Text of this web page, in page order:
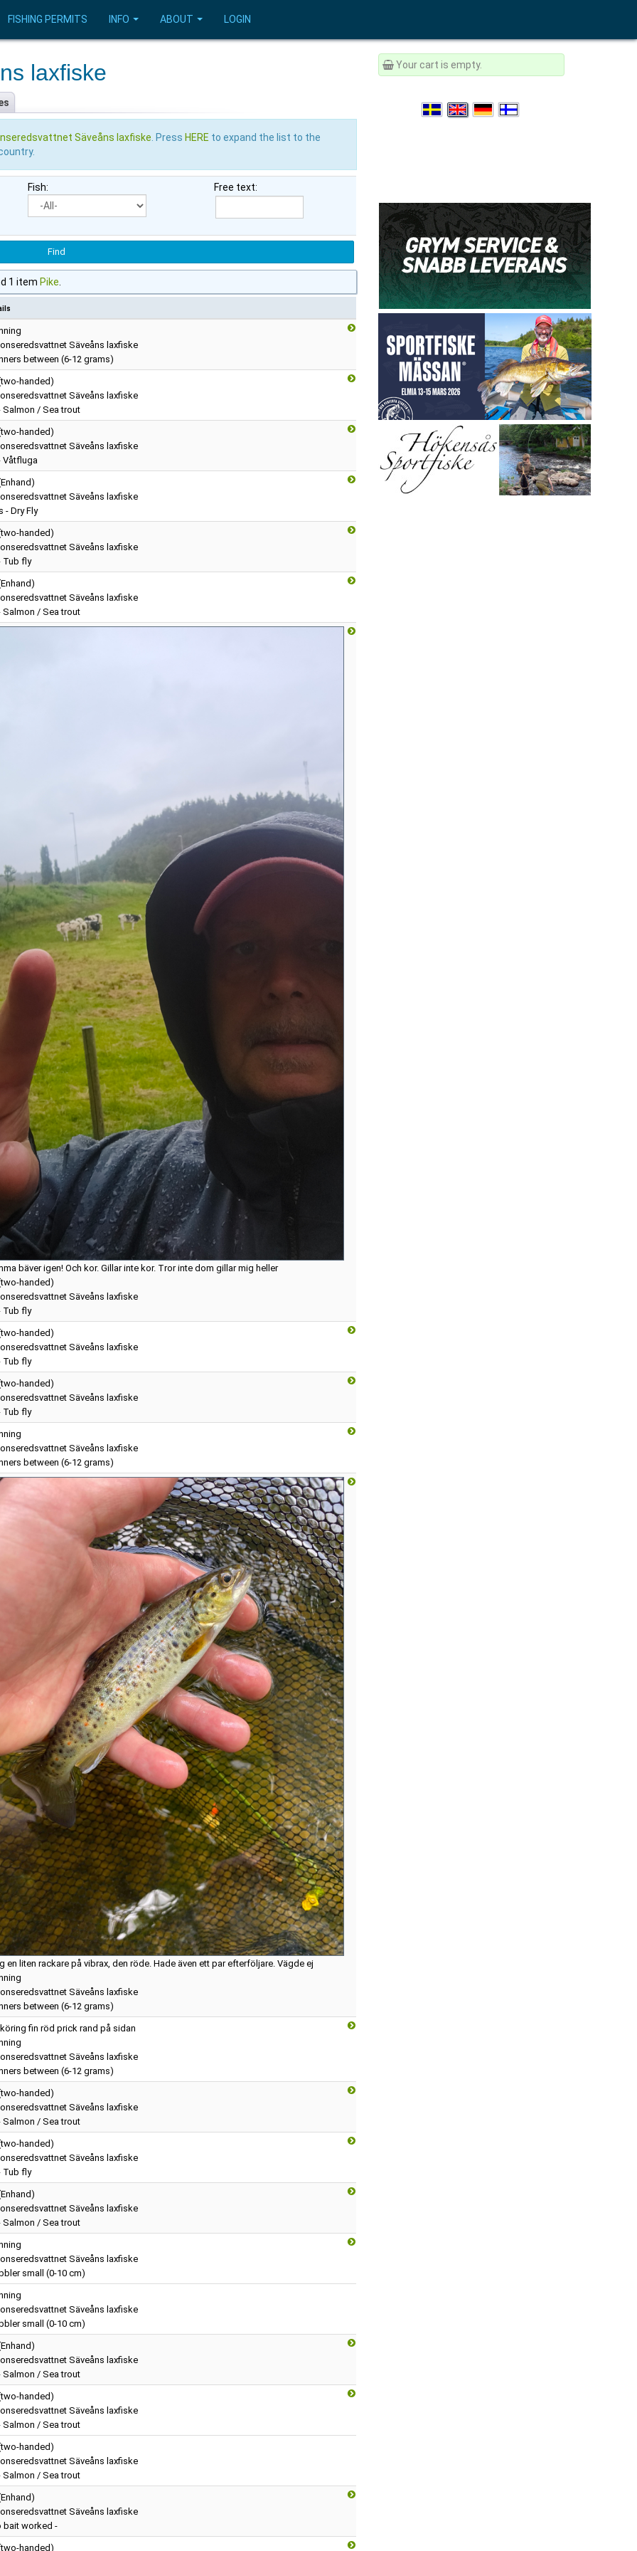
FISHING PERMITS INFO ABOUT LOGIN
laxfiske
Säveåns laxfiske . Press HERE to expand the list to the
Fish: Free text:
1 item Pike
Säveåns laxfiske
between (6-12 grams)
handed)
Säveåns laxfiske
Salmon / Sea trout
handed)
Säveåns laxfiske
Våtfluga
Säveåns laxfiske
- Dry Fly
handed)
Säveåns laxfiske
Tub fly
Säveåns laxfiske
Salmon / Sea trout
bäver igen! Och kor. Gillar inte kor. Tror inte dom gillar mig heller
handed)
Säveåns laxfiske
Tub fly
handed)
Säveåns laxfiske
Tub fly
handed)
Säveåns laxfiske
Tub fly
Säveåns laxfiske
between (6-12 grams)
en liten rackare på vibrax, den röde. Hade även ett par efterföljare. Vägde ej
Säveåns laxfiske
between (6-12 grams)
fin röd prick rand på sidan
Säveåns laxfiske
between (6-12 grams)
handed)
Säveåns laxfiske
Salmon / Sea trout
handed)
Säveåns laxfiske
Tub fly
Säveåns laxfiske
Salmon / Sea trout
Säveåns laxfiske
small (0-10 cm)
Säveåns laxfiske
small (0-10 cm)
Säveåns laxfiske
Salmon / Sea trout
handed)
Säveåns laxfiske
Salmon / Sea trout
handed)
Säveåns laxfiske
Salmon / Sea trout
Säveåns laxfiske
bait worked -
handed)
Your cart is empty.